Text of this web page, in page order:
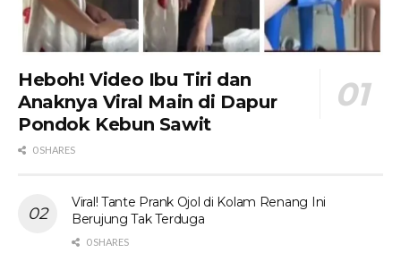
Heboh! Video Ibu Tiri dan
Anaknya Viral Main di Dapur
Pondok Kebun Sawit
0 SHARES
Viral! Tante Prank Ojol di Kolam Renang Ini
Berujung Tak Terduga
0 SHARES